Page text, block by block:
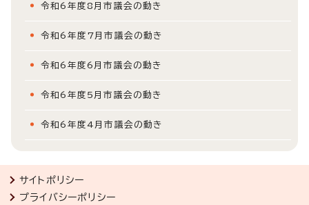
令和6年度8月市議会の動き
令和6年度7月市議会の動き
令和6年度6月市議会の動き
令和6年度5月市議会の動き
令和6年度4月市議会の動き
サイトポリシー
プライバシーポリシー